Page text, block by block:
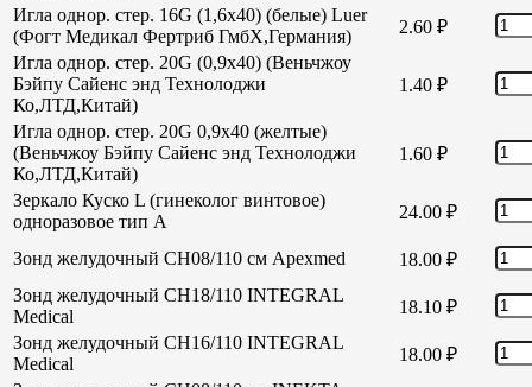
Игла однор. стер. 16G (1,6х40) (белые) Luer
(Фогт Медикал Фертриб ГмбХ,Германия)
2.60 ₽
Игла однор. стер. 20G (0,9х40) (Веньчжоу
Бэйпу Сайенс энд Технолоджи
Ко,ЛТД,Китай)
1.40 ₽
Игла однор. стер. 20G 0,9х40 (желтые)
(Веньчжоу Бэйпу Сайенс энд Технолоджи
Ко,ЛТД,Китай)
1.60 ₽
Зеркало Куско L (гинеколог винтовое)
одноразовое тип А
24.00 ₽
Зонд желудочный СН08/110 см Apexmed 18.00 ₽
Зонд желудочный СН18/110 INTEGRAL
Medical
18.10 ₽
Зонд желудочный СН16/110 INTEGRAL
Medical
18.00 ₽